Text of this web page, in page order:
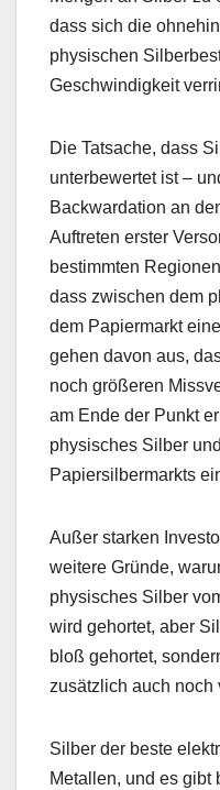
dass sich die
physischen
Geschwindigkeit
Die Tatsache, dass
unterbewertet ist –
Backwardation an
Auftreten erster
bestimmten
dass zwischen dem
dem Papiermarkt
gehen davon aus,
noch größeren
am Ende der Punkt
physisches Silber
Papiersilbermarkts
Außer starken
weitere Gründe,
physisches Silber
wird gehortet, aber
bloß gehortet,
zusätzlich auch noch
Silber der beste
Metallen, und es gibt